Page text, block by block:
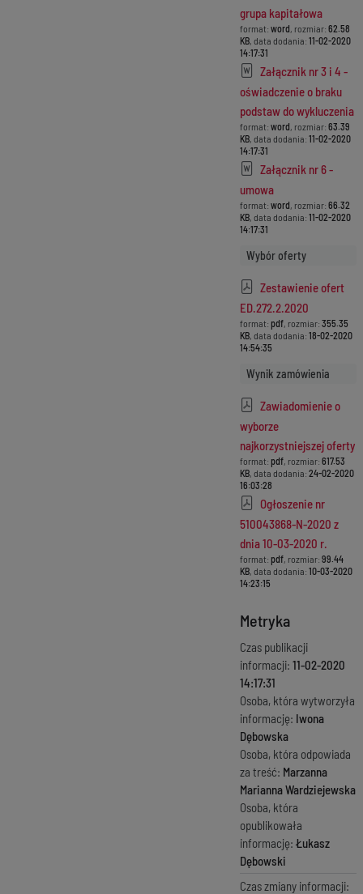
grupa kapitałowa
format: word, rozmiar: 62.58
KB, data dodania: 11-02-2020
14:17:31
Załącznik nr 3 i 4 -
oświadczenie o braku
podstaw do wykluczenia
format: word, rozmiar: 63.39
KB, data dodania: 11-02-2020
14:17:31
Załącznik nr 6 -
umowa
format: word, rozmiar: 66.32
KB, data dodania: 11-02-2020
14:17:31
Wybór oferty
Zestawienie ofert
ED.272.2.2020
format: pdf, rozmiar: 355.35
KB, data dodania: 18-02-2020
14:54:35
Wynik zamówienia
Zawiadomienie o
wyborze
najkorzystniejszej oferty
format: pdf, rozmiar: 617.53
KB, data dodania: 24-02-2020
16:03:28
Ogłoszenie nr
510043868-N-2020 z
dnia 10-03-2020 r.
format: pdf, rozmiar: 99.44
KB, data dodania: 10-03-2020
14:23:15
Metryka
Czas publikacji
informacji: 11-02-2020
14:17:31
Osoba, która wytworzyła
informację: Iwona
Dębowska
Osoba, która odpowiada
za treść: Marzanna
Marianna Wardziejewska
Osoba, która
opublikowała
informację: Łukasz
Dębowski
Czas zmiany informacji: